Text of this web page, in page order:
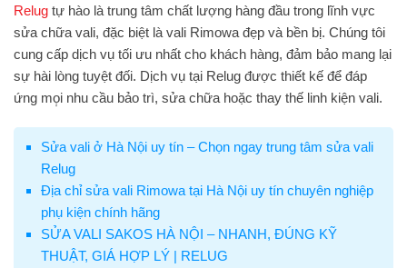
Relug tự hào là trung tâm chất lượng hàng đầu trong lĩnh vực
sửa chữa vali, đặc biệt là vali Rimowa đẹp và bền bị. Chúng tôi
cung cấp dịch vụ tối ưu nhất cho khách hàng, đảm bảo mang lại
sự hài lòng tuyệt đối. Dịch vụ tại Relug được thiết kế để đáp
ứng mọ̣i nhu cầu bảo trì, sửa chữa hoặc thay thế linh kiện vali.
Sửa vali ở Hà Nội uy tín – Chọn ngay trung tâm sửa vali
Relug
Địa chỉ sửa vali Rimowa tại Hà Nội uy tín chuyên nghiệp
phụ kiện chính hãng
SỬA VALI SAKOS HÀ NỘI – NHANH, ĐÚNG KỸ
THUẬT, GIÁ HỢP LÝ | RELUG